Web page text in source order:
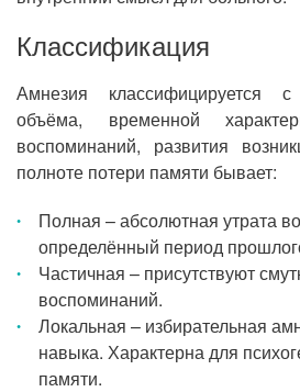
Классификация
Амнезия классифицируется
объёма, временной
воспоминаний, развития
полноте потери памяти бывает:
Полная – абсолютная утрата
определённый период
Частичная – присутствуют
воспоминаний.
Локальная – избирательная
навыка. Характерна для
памяти.